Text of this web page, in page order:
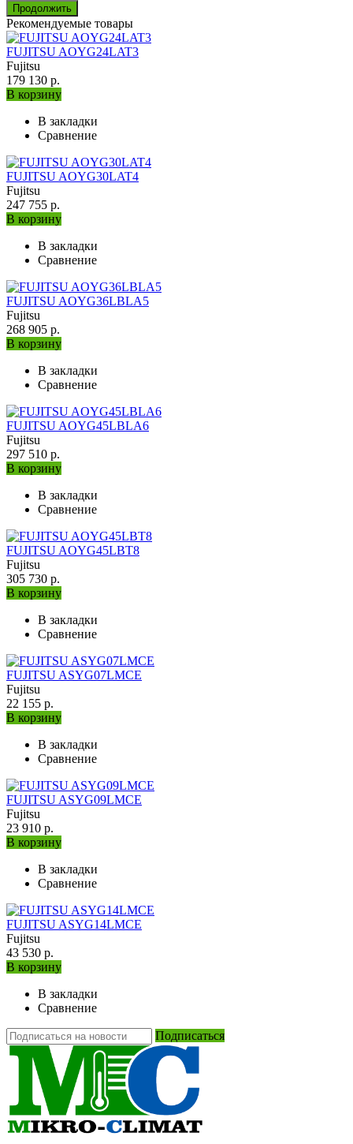
Продолжить
Рекомендуемые товары
FUJITSU AOYG24LAT3
Fujitsu
179 130 р.
В корзину
В закладки
Сравнение
FUJITSU AOYG30LAT4
Fujitsu
247 755 р.
В корзину
В закладки
Сравнение
FUJITSU AOYG36LBLA5
Fujitsu
268 905 р.
В корзину
В закладки
Сравнение
FUJITSU AOYG45LBLA6
Fujitsu
297 510 р.
В корзину
В закладки
Сравнение
FUJITSU AOYG45LBT8
Fujitsu
305 730 р.
В корзину
В закладки
Сравнение
FUJITSU ASYG07LMCE
Fujitsu
22 155 р.
В корзину
В закладки
Сравнение
FUJITSU ASYG09LMCE
Fujitsu
23 910 р.
В корзину
В закладки
Сравнение
FUJITSU ASYG14LMCE
Fujitsu
43 530 р.
В корзину
В закладки
Сравнение
Подписаться